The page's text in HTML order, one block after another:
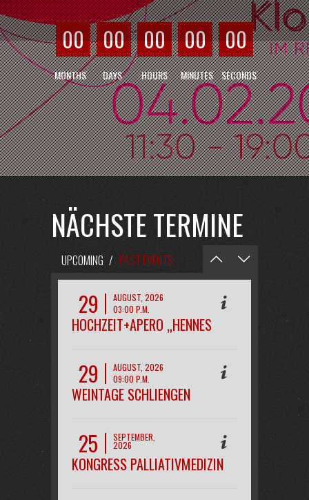
00 00 00 00 00
MONTHS DAYS HOURS MINUTES SECONDS
NÄCHSTE TERMINE
UPCOMING / PAST EVENTS
29
AUGUST, 2026
03:00 P.M.
HOCHZEIT+APERO „HENNES
29
AUGUST, 2026
09:00 P.M.
WEINTAGE SCHLIENGEN
25 SEPTEMBER,
2026
08:00 P.M.
KONGRESS PALLIATIVMEDIZIN